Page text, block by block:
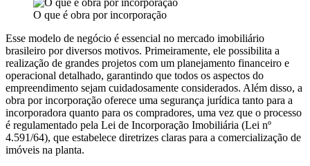
O que é obra por incorporação
Esse modelo de negócio é essencial no mercado imobiliário
brasileiro por diversos motivos. Primeiramente, ele possibilita a
realização de grandes projetos com um planejamento financeiro e
operacional detalhado, garantindo que todos os aspectos do
empreendimento sejam cuidadosamente considerados. Além disso, a
obra por incorporação oferece uma segurança jurídica tanto para a
incorporadora quanto para os compradores, uma vez que o processo
é regulamentado pela Lei de Incorporação Imobiliária (Lei nº
4.591/64), que estabelece diretrizes claras para a comercialização de
imóveis na planta.